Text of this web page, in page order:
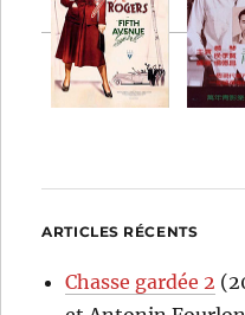
ARTICLES RÉCENTS
Chasse gardée 2